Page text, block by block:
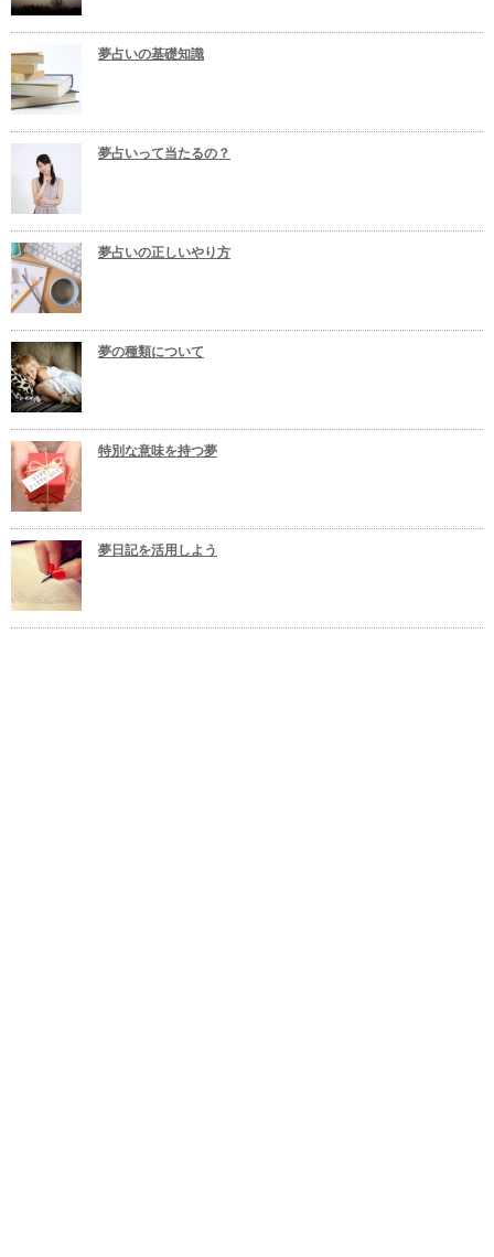
夢占いの基礎知識
夢占いって当たるの？
夢占いの正しいやり方
夢の種類について
特別な意味を持つ夢
夢日記を活用しよう